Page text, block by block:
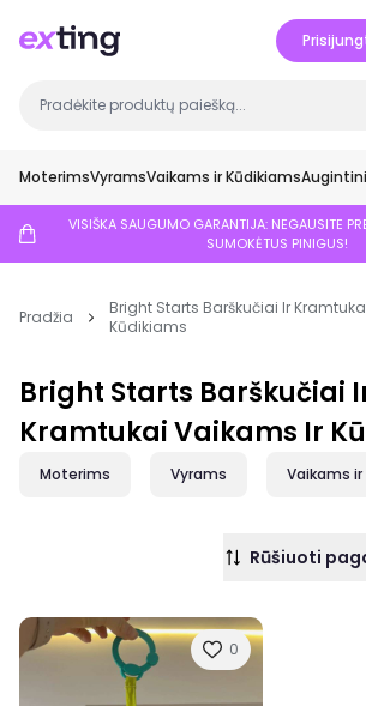
MoterimsVyramsVaikams ir Kūdikiams
VISIŠKA SAUGUMO GARANTIJA: NEGAUSITE
SUMOKĖTUS PINIGUS!
Pradžia
Bright Starts Barškučiai Ir
Kūdikiams
Bright Starts Barškučiai
Kramtukai Vaikams Ir
Moterims Vyrams Vaikams
Rūšiuoti
0